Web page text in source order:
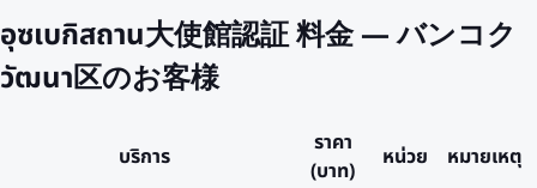
อุซเบกิสถาน大使館認証 料金 — バンコク
วัฒนา区のお客様
บริการ
ราคา
(บาท)
หน่วย หมายเหตุ